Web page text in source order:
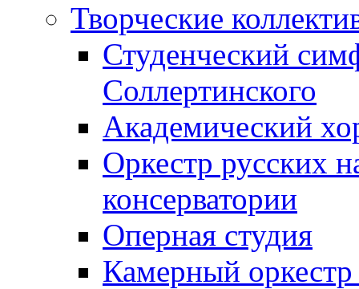
Творческие
Студенческий
Соллертинского
Академический
Оркестр русских
консерватории
Оперная студия
Камерный оркестр